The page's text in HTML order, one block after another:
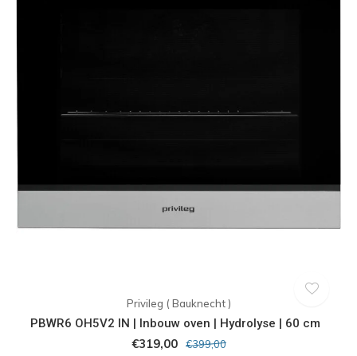
Privileg ( Bauknecht )
PBWR6 OH5V2 IN | Inbouw oven | Hydrolyse | 60 cm
€319,00 €399,00